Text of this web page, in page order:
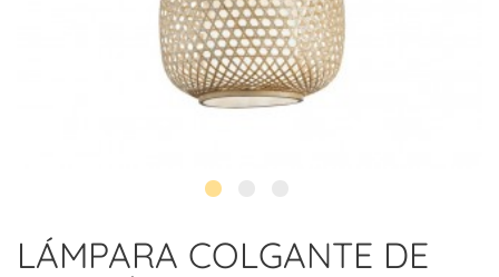
LÁMPARA COLGANTE DE